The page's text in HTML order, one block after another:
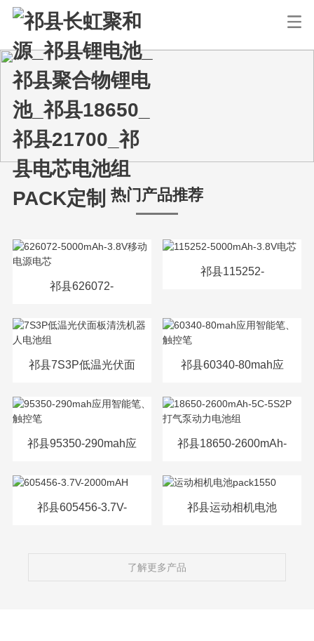
热门产品推荐
祁县626072-
祁县115252-
祁县7S3P低温光伏面 祁县60340-80mah应
祁县95350-290mah应 祁县18650-2600mAh-
电池组
祁县605456-3.7V- 祁县运动相机电池
了解更多产品